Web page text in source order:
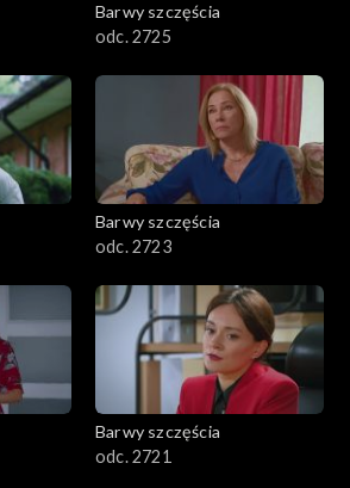
Barwy szczęścia
odc. 2725
Barwy szczęścia
odc. 2723
Barwy szczęścia
odc. 2721